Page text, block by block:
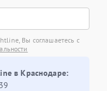
Вы соглашаетесь с
в Краснодаре: